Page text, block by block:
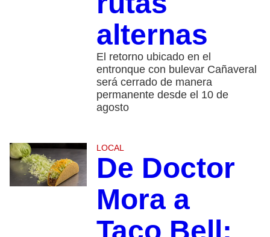
alternas
El retorno ubicado en el
entronque con bulevar Cañaveral
será cerrado de manera
permanente desde el 10 de
agosto
LOCAL
De Doctor
Mora a